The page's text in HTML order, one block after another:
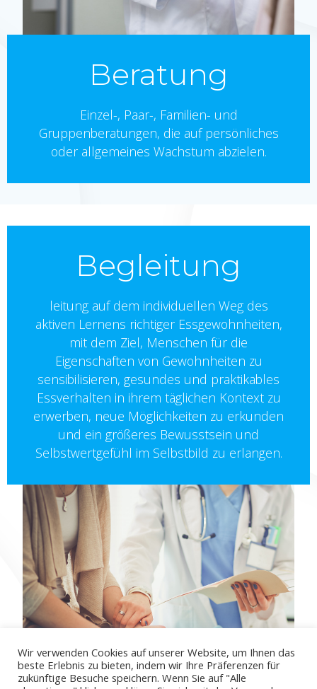
Beratung
Einzel-, Paar-, Familien- und
Gruppenberatungen, die auf persönliches
oder allgemeines Wachstum abzielen.
Begleitung
leitung auf dem individuellen Weg des
aktiven Lernens richtiger Essgewohnheiten,
mit dem Ziel, Menschen für die
Eigenschaften von Gewohnheiten zu
sensibilisieren, gesundes und praktikables
Essverhalten in ihrem täglichen Kontext zu
erwerben, neue Möglichkeiten zu erkunden
und ein größeres Bewusstsein und
Selbstwertgefühl im Selbstbild zu erlangen.
Wir verwenden Cookies auf unserer Website, um Ihnen das
beste Erlebnis zu bieten, indem wir Ihre Präferenzen für
zukünftige Besuche speichern. Wenn Sie auf "Alle